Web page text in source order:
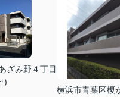
ざみ野４丁目
)
横浜市青葉区榎